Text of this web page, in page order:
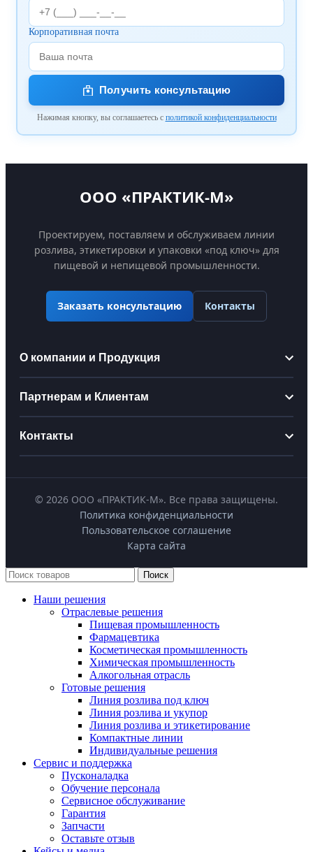
Корпоративная почта
Получить консультацию
Нажимая кнопку, вы соглашаетесь с политикой конфиденциальности
ООО «ПРАКТИК-М»
Проектируем, поставляем и обслуживаем линии
розлива, этикетировки и упаковки «под ключ» для
пищевой и непищевой промышленности.
Заказать консультацию Контакты
О компании и Продукция
Информация
О компании
Производство
Продукция
Этикетировочные машины
Укупорочное оборудование
Конвейерные системы
Запчасти и сервис
Партнерам и Клиентам
Партнерам
Стать дистрибьютором
Для производственных цехов
Для интеграторов
Условия сотрудничества
Техническая документация
Как выбрать оборудование?
Гарантия до 24 месяцев
Сервис и поддержка
Интеграция с «Честным ЗНАКОМ»
Контакты
praktikm@bk.ru
+7 (495) 127-79-73
8 (800) 511-38-28
Бесплатные звонки по РФ
Адрес производства:
рп. Малаховка, Егорьевское шоссе, 1
График работы:
Пн-Пт: 9:00–18:00 (МСК)
© 2026 ООО «ПРАКТИК-М». Все права защищены.
Политика конфиденциальности
Пользовательское соглашение
Карта сайта
Поиск
Наши решения
Отраслевые решения
Пищевая промышленность
Фармацевтика
Косметическая промышленность
Химическая промышленность
Алкогольная отрасль
Готовые решения
Линия розлива под ключ
Линия розлива и укупор
Линия розлива и этикетирование
Компактные линии
Индивидуальные решения
Сервис и поддержка
Пусконаладка
Обучение персонала
Сервисное обслуживание
Гарантия
Запчасти
Оставьте отзыв